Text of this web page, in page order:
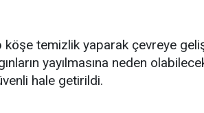
temizlik yaparak çevreye
yayılmasına neden
hale getirildi.